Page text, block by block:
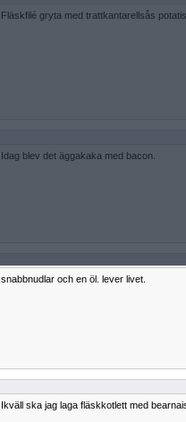
Fläskfilé gryta med trattkantarellsås
Idag blev det äggakaka med bacon.
snabbnudlar och en öl. lever livet.
Ikväll ska jag laga fläskkotlett med